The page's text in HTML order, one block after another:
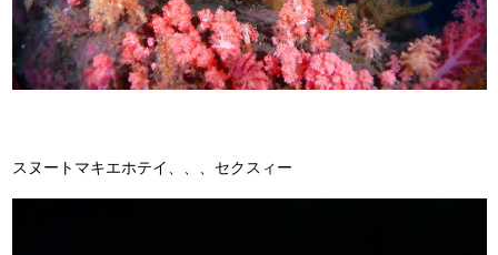
スヌートマキエホテイ、、、セクスィー